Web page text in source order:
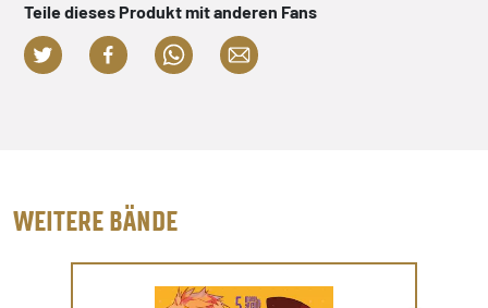
Teile dieses Produkt mit anderen Fans
WEITERE BÄNDE